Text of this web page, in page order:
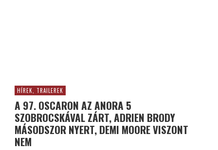
HÍREK, TRAILEREK
A 97. OSCARON AZ ANORA 5
SZOBROCSKÁVAL ZÁRT, ADRIEN BRODY
MÁSODSZOR NYERT, DEMI MOORE VISZONT
NEM